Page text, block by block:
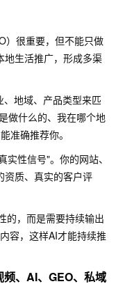
）很重要，但不能只做
地生活推广，形成多渠
、地域、产品类型来匹
做什么的、我在哪个地
准确推荐你。
实性信号"。你的网站、
资质、真实的客户评
的，而是需要持续输出
容，这样AI才能持续推
、AI、GEO、私域